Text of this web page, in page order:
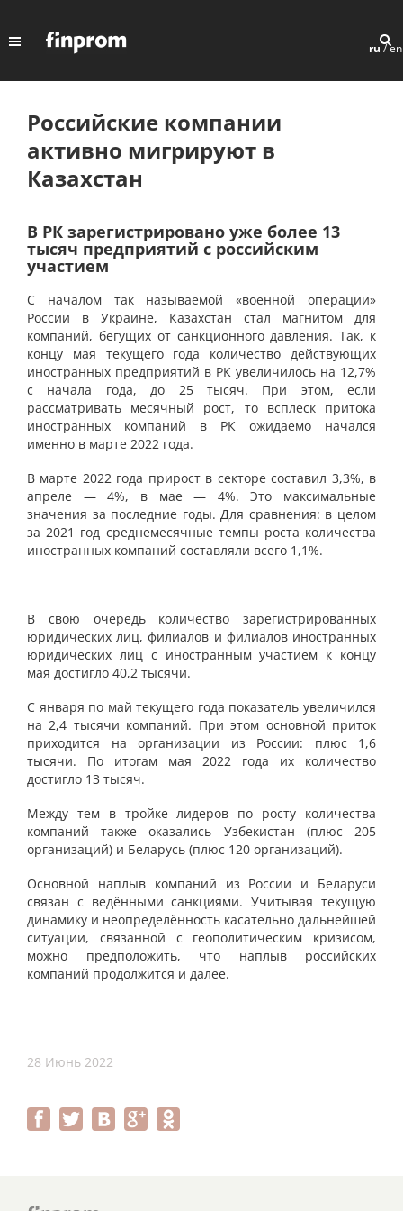
ru/en
Российские компании
активно мигрируют в
Казахстан
В РК зарегистрировано уже более 13
тысяч предприятий с российским
участием
С началом так называемой «военной операции»
России в Украине, Казахстан стал магнитом для
компаний, бегущих от санкционного давления. Так, к
концу мая текущего года количество действующих
иностранных предприятий в РК увеличилось на 12,7%
с начала года, до 25 тысяч. При этом, если
рассматривать месячный рост, то всплеск притока
иностранных компаний в РК ожидаемо начался
именно в марте 2022 года.
В марте 2022 года прирост в секторе составил 3,3%, в
апреле — 4%, в мае — 4%. Это максимальные
значения за последние годы. Для сравнения: в целом
за 2021 год среднемесячные темпы роста количества
иностранных компаний составляли всего 1,1%.
В свою очередь количество зарегистрированных
юридических лиц, филиалов и филиалов иностранных
юридических лиц с иностранным участием к концу
мая достигло 40,2 тысячи.
С января по май текущего года показатель увеличился
на 2,4 тысячи компаний. При этом основной приток
приходится на организации из России: плюс 1,6
тысячи. По итогам мая 2022 года их количество
достигло 13 тысяч.
Между тем в тройке лидеров по росту количества
компаний также оказались Узбекистан (плюс 205
организаций) и Беларусь (плюс 120 организаций).
Основной наплыв компаний из России и Беларуси
связан с ведёнными санкциями. Учитывая текущую
динамику и неопределённость касательно дальнейшей
ситуации, связанной с геополитическим кризисом,
можно предположить, что наплыв российских
компаний продолжится и далее.
28 Июнь 2022